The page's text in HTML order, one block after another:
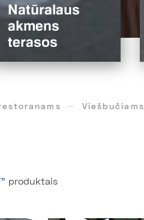
Natūralaus
akmens
terasos
Viešbučiams
produktais